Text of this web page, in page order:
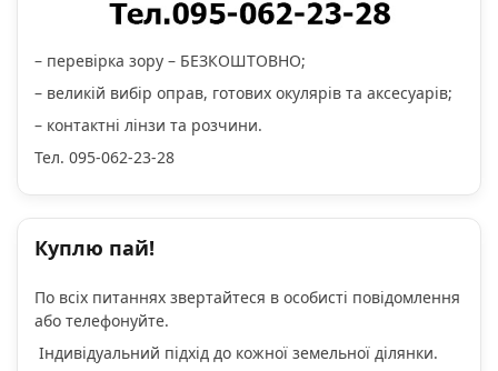
– перевірка зору – БЕЗКОШТОВНО;
– великій вибір оправ, готових окулярів та аксесуарів;
– контактні лінзи та розчини.
Тел. 095-062-23-28
Куплю пай!
По всіх питаннях звертайтеся в особисті повідомлення
або телефонуйте.
Індивідуальний підхід до кожної земельної ділянки.